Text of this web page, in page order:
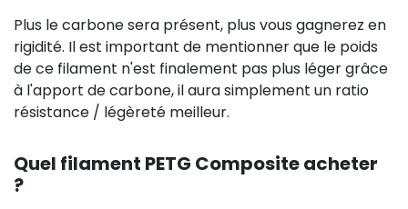
Plus le carbone sera présent, plus vous gagnerez en
rigidité. Il est important de mentionner que le poids
de ce filament n'est finalement pas plus léger grâce
à l'apport de carbone, il aura simplement un ratio
résistance / légèreté meilleur.
Quel filament PETG Composite acheter
?